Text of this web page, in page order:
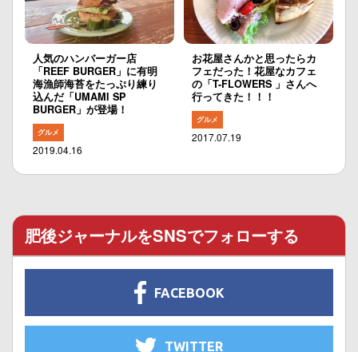
人気のハンバーガー店
「REEF BURGER」に有明
海漁師海苔をたっぷり練り
込んだ「UMAMI SP
BURGER」が登場！
グルメ
2019.04.16
お花屋さんかと思ったらカ
フェだった！花屋なカフェ
の「T-FLOWERS 」さんへ
行ってきた！！！
グルメ
2017.07.19
肥後ジャーナルをSNSでフォローする
FACEBOOK
TWITTER